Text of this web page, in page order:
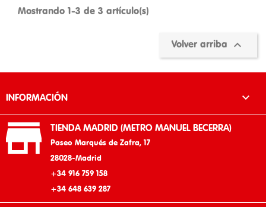
Mostrando 1-3 de 3 artículo(s)
Volver arriba 
INFORMACIÓN 
 TIENDA MADRID (METRO MANUEL BECERRA)
Paseo Marqués de Zafra, 17
28028-Madrid
+34 916 759 158
+34 648 639 287